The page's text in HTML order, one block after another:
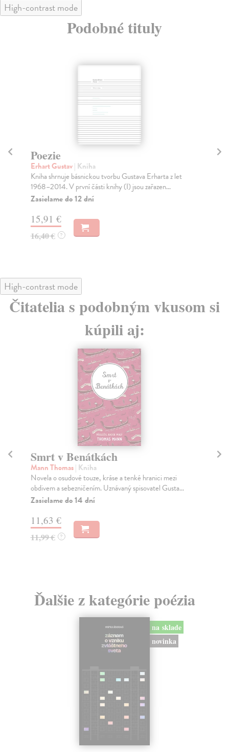
High-contrast mode
Podobné tituly
Poezie
Erhart Gustav| Kniha
Kniha shrnuje básnickou tvorbu Gustava Erharta z let
1968–2014. V první části knihy (I) jsou zařazen...
Zasielame do 12 dní
15,91 €
16,40 € ?
High-contrast mode
Čitatelia s podobným vkusom si
kúpili aj:
Smrt v Benátkách
Mann Thomas| Kniha
Novela o osudové touze, kráse a tenké hranici mezi
obdivem a sebezničením. Uznávaný spisovatel Gusta...
Zasielame do 14 dní
11,63 €
11,99 € ?
Ďalšie z kategórie poézia
na sklade
novinka